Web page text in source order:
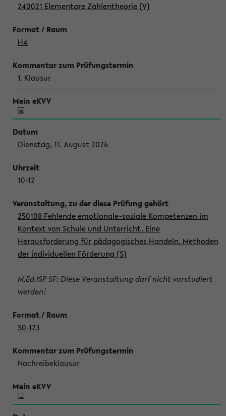
240021 Elementare Zahlentheorie (V)
H4
1. Klausur
Dienstag, 11. August 2026
10-12
250108 Fehlende emotionale-soziale Kompetenzen im
Kontext von Schule und Unterricht. Eine
Herausforderung für pädagogisches Handeln. Methoden
der individuellen Förderung (S)
M.Ed.ISP SF: Diese Veranstaltung darf nicht vorstudiert
werden!
S0-123
Nachreibeklausur